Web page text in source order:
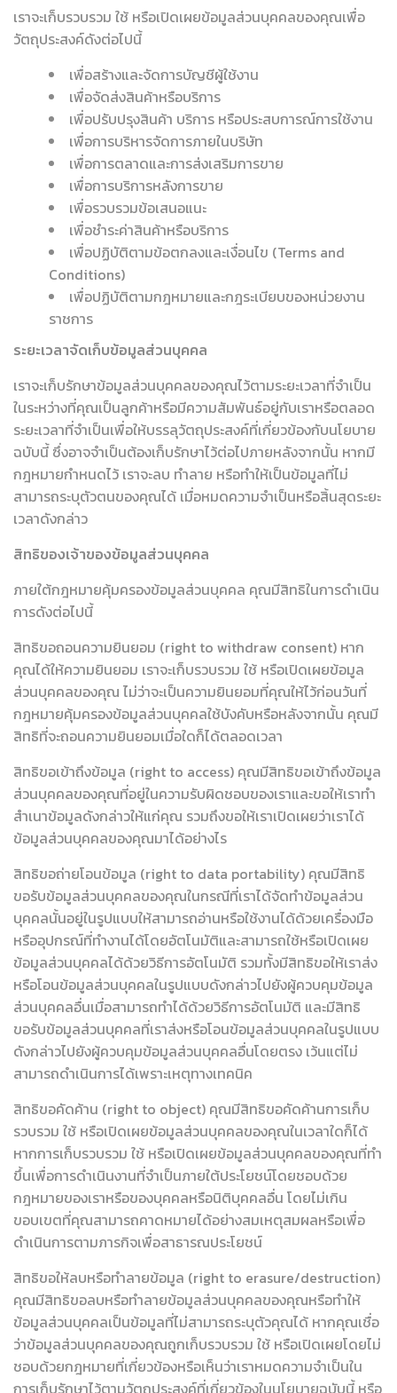
เราจะเก็บรวบรวม ใช้ หรือเปิดเผยข้อมูลส่วนบุคคลของคุณเพื่อ
วัตถุประสงค์ดังต่อไปนี้
เพื่อสร้างและจัดการบัญชีผู้ใช้งาน
เพื่อจัดส่งสินค้าหรือบริการ
เพื่อปรับปรุงสินค้า บริการ หรือประสบการณ์การใช้งาน
เพื่อการบริหารจัดการภายในบริษัท
เพื่อการตลาดและการส่งเสริมการขาย
เพื่อการบริการหลังการขาย
เพื่อรวบรวมข้อเสนอแนะ
เพื่อชำระค่าสินค้าหรือบริการ
เพื่อปฏิบัติตามข้อตกลงและเงื่อนไข (Terms and
Conditions)
เพื่อปฏิบัติตามกฎหมายและกฎระเบียบของหน่วยงาน
ราชการ
ระยะเวลาจัดเก็บข้อมูลส่วนบุคคล
เราจะเก็บรักษาข้อมูลส่วนบุคคลของคุณไว้ตามระยะเวลาที่จำเป็น
ในระหว่างที่คุณเป็นลูกค้าหรือมีความสัมพันธ์อยู่กับเราหรือตลอด
ระยะเวลาที่จำเป็นเพื่อให้บรรลุวัตถุประสงค์ที่เกี่ยวข้องกับนโยบาย
ฉบับนี้ ซึ่งอาจจำเป็นต้องเก็บรักษาไว้ต่อไปภายหลังจากนั้น หากมี
กฎหมายกำหนดไว้ เราจะลบ ทำลาย หรือทำให้เป็นข้อมูลที่ไม่
สามารถระบุตัวตนของคุณได้ เมื่อหมดความจำเป็นหรือสิ้นสุดระยะ
เวลาดังกล่าว
สิทธิของเจ้าของข้อมูลส่วนบุคคล
ภายใต้กฎหมายคุ้มครองข้อมูลส่วนบุคคล คุณมีสิทธิในการดำเนิน
การดังต่อไปนี้
สิทธิขอถอนความยินยอม (right to withdraw consent) หาก
คุณได้ให้ความยินยอม เราจะเก็บรวบรวม ใช้ หรือเปิดเผยข้อมูล
ส่วนบุคคลของคุณ ไม่ว่าจะเป็นความยินยอมที่คุณให้ไว้ก่อนวันที่
กฎหมายคุ้มครองข้อมูลส่วนบุคคลใช้บังคับหรือหลังจากนั้น คุณมี
สิทธิที่จะถอนความยินยอมเมื่อใดก็ได้ตลอดเวลา
สิทธิขอเข้าถึงข้อมูล (right to access) คุณมีสิทธิขอเข้าถึงข้อมูล
ส่วนบุคคลของคุณที่อยู่ในความรับผิดชอบของเราและขอให้เราทำ
สำเนาข้อมูลดังกล่าวให้แก่คุณ รวมถึงขอให้เราเปิดเผยว่าเราได้
ข้อมูลส่วนบุคคลของคุณมาได้อย่างไร
สิทธิขอถ่ายโอนข้อมูล (right to data portability) คุณมีสิทธิ
ขอรับข้อมูลส่วนบุคคลของคุณในกรณีที่เราได้จัดทำข้อมูลส่วน
บุคคลนั้นอยู่ในรูปแบบให้สามารถอ่านหรือใช้งานได้ด้วยเครื่องมือ
หรืออุปกรณ์ที่ทำงานได้โดยอัตโนมัติและสามารถใช้หรือเปิดเผย
ข้อมูลส่วนบุคคลได้ด้วยวิธีการอัตโนมัติ รวมทั้งมีสิทธิขอให้เราส่ง
หรือโอนข้อมูลส่วนบุคคลในรูปแบบดังกล่าวไปยังผู้ควบคุมข้อมูล
ส่วนบุคคลอื่นเมื่อสามารถทำได้ด้วยวิธีการอัตโนมัติ และมีสิทธิ
ขอรับข้อมูลส่วนบุคคลที่เราส่งหรือโอนข้อมูลส่วนบุคคลในรูปแบบ
ดังกล่าวไปยังผู้ควบคุมข้อมูลส่วนบุคคลอื่นโดยตรง เว้นแต่ไม่
สามารถดำเนินการได้เพราะเหตุทางเทคนิค
สิทธิขอคัดค้าน (right to object) คุณมีสิทธิขอคัดค้านการเก็บ
รวบรวม ใช้ หรือเปิดเผยข้อมูลส่วนบุคคลของคุณในเวลาใดก็ได้
หากการเก็บรวบรวม ใช้ หรือเปิดเผยข้อมูลส่วนบุคคลของคุณที่ทำ
ขึ้นเพื่อการดำเนินงานที่จำเป็นภายใต้ประโยชน์โดยชอบด้วย
กฎหมายของเราหรือของบุคคลหรือนิติบุคคลอื่น โดยไม่เกิน
ขอบเขตที่คุณสามารถคาดหมายได้อย่างสมเหตุสมผลหรือเพื่อ
ดำเนินการตามภารกิจเพื่อสาธารณประโยชน์
สิทธิขอให้ลบหรือทำลายข้อมูล (right to erasure/destruction)
คุณมีสิทธิขอลบหรือทำลายข้อมูลส่วนบุคคลของคุณหรือทำให้
ข้อมูลส่วนบุคคลเป็นข้อมูลที่ไม่สามารถระบุตัวคุณได้ หากคุณเชื่อ
ว่าข้อมูลส่วนบุคคลของคุณถูกเก็บรวบรวม ใช้ หรือเปิดเผยโดยไม่
ชอบด้วยกฎหมายที่เกี่ยวข้องหรือเห็นว่าเราหมดความจำเป็นใน
การเก็บรักษาไว้ตามวัตถุประสงค์ที่เกี่ยวข้องในนโยบายฉบับนี้ หรือ